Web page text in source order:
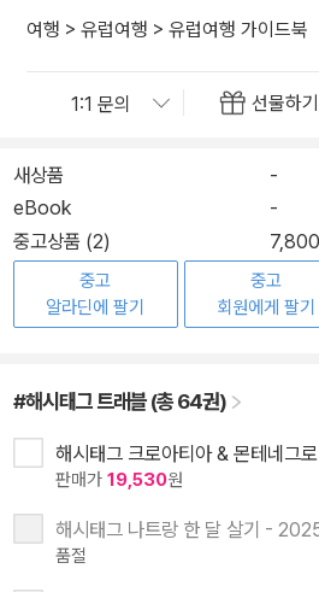
여행 > 유럽여행 > 유럽여행 가이드북
선물하기
새상품
-
eBook
-
중고상품 (2)
중고
알라딘에 팔기
중고
회원에게 팔기
#해시태그 트래블 (총 64권)
해시태그 크로아티아 & 몬테네그
판매가 19,530원
해시태그 나트랑 한 달 살기 -
품절